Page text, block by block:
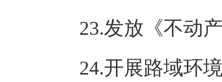
23.发放《不动
24.开展路域环